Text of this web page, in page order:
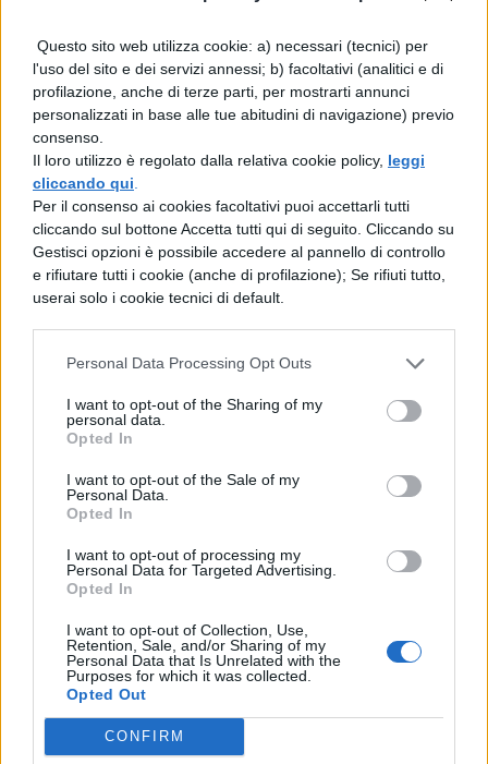
Questo sito web utilizza cookie: a) necessari (tecnici) per
l'uso del sito e dei servizi annessi; b) facoltativi (analitici e di
profilazione, anche di terze parti, per mostrarti annunci
personalizzati in base alle tue abitudini di navigazione) previo
consenso.
Il loro utilizzo è regolato dalla relativa cookie policy, leggi
cliccando qui
Per il consenso ai cookies facoltativi puoi accettarli tutti
cliccando sul bottone Accetta tutti qui di seguito. Cliccando su
Gestisci opzioni è possibile accedere al pannello di controllo
e rifiutare tutti i cookie (anche di profilazione); Se rifiuti tutto,
userai solo i cookie tecnici di default.
Personal Data Processing Opt Outs
I want to opt-out of the Sharing of my
personal data.
Opted In
I want to opt-out of the Sale of my
Personal Data.
Opted In
I want to opt-out of processing my
Personal Data for Targeted Advertising.
Opted In
I want to opt-out of Collection, Use,
Retention, Sale, and/or Sharing of my
Personal Data that Is Unrelated with the
Purposes for which it was collected.
Opted Out
CONFIRM
perché la cosa sembrava riposta sulla
velocità; lascia il legato C. Fabio con due
legioni a guardia degli accampamenti.
Avendo ordinato di arrestare fratelli di
Litavicco, scopre che poco prima sono
fuggiti
dai nemici.
emergenza non si turbassero per la fatica
tutti desiderosissimi avanzatosi 25 mila
passi vede la schiera degli Edui.
Inviata la cavalleria attarda la loro marcia e
blocca
e vieta a tutti di uccidere qualcuno.
Ordina che Eporeodrice e Viridomaro, che
essi ritenevano uccisi, vadano tra
i cavalieri e chiamino i loro.